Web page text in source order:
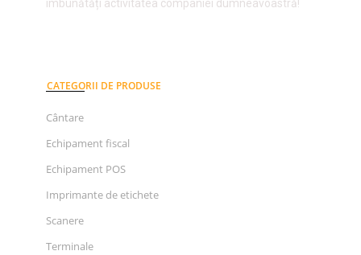
îmbunătăți activitatea companiei dumneavoastră!
CATEGORII DE PRODUSE
Cântare
Echipament fiscal
Echipament POS
Imprimante de etichete
Scanere
Terminale